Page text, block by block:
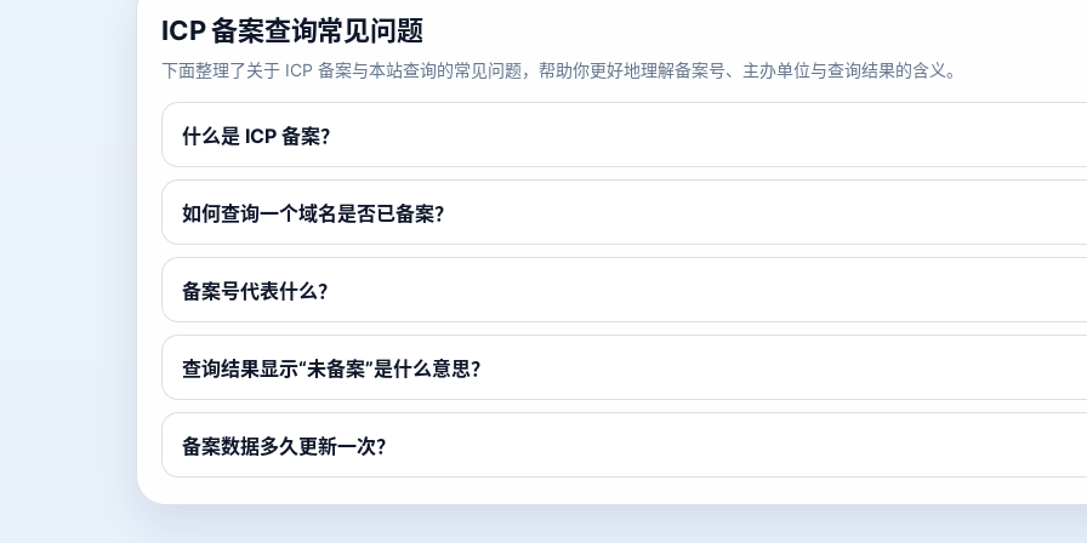
ICP 备案查询常见问题
下面整理了关于 ICP 备案与本站查询的常见问题，帮助你更好地理解备案号、主办单位与查询结果的含义。
什么是 ICP 备案？
如何查询一个域名是否已备案？
备案号代表什么？
查询结果显示“未备案”是什么意思？
备案数据多久更新一次？